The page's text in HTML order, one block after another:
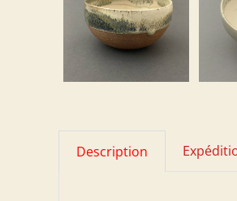
Description